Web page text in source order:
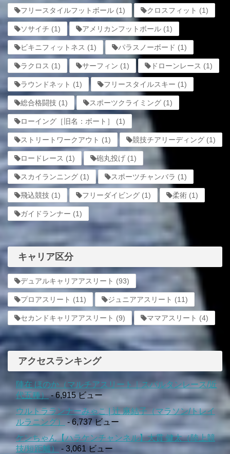
フリースタイルフットボール (1) クロスフィット (1)
ソサイチ (1) アメリカンフットボール (1)
ビキニフィットネス (1) パラスノーボード (1)
ラクロス (1) サーフィン (1) ドローンレース (1)
ラウンドネット (1) フリースタイルスキー (1)
総合格闘技 (1) スポーツクライミング (1)
ローイング［旧名：ボート］ (1)
ストリートワークアウト (1) 競技チアリーディング (1)
ロードレース (1) 砲丸投げ (1)
スカイランニング (1) スポーツチャンバラ (1)
飛込競技 (1) フリーダイビング (1) 柔術 (1)
ガイドランナー (1)
キャリア区分
デュアルキャリアアスリート (93)
プロアスリート (11) ジュニアアスリート (11)
セカンドキャリアアスリート (9) ママアスリート (4)
アクセスランキング
陣在 ほのか（マルチアスリート｜スパルタンレース/近
代五種）- 6,915 ビュー
ウルトラランナーみゃこ | 辻 麻結子（マラソン/トレイ
ルラニング）
- 6,737 ビュー
ケンちゃん【ハラケンチャンネル】大貫 健太（陸上競
技/短距離）
- 3,061 ビュー